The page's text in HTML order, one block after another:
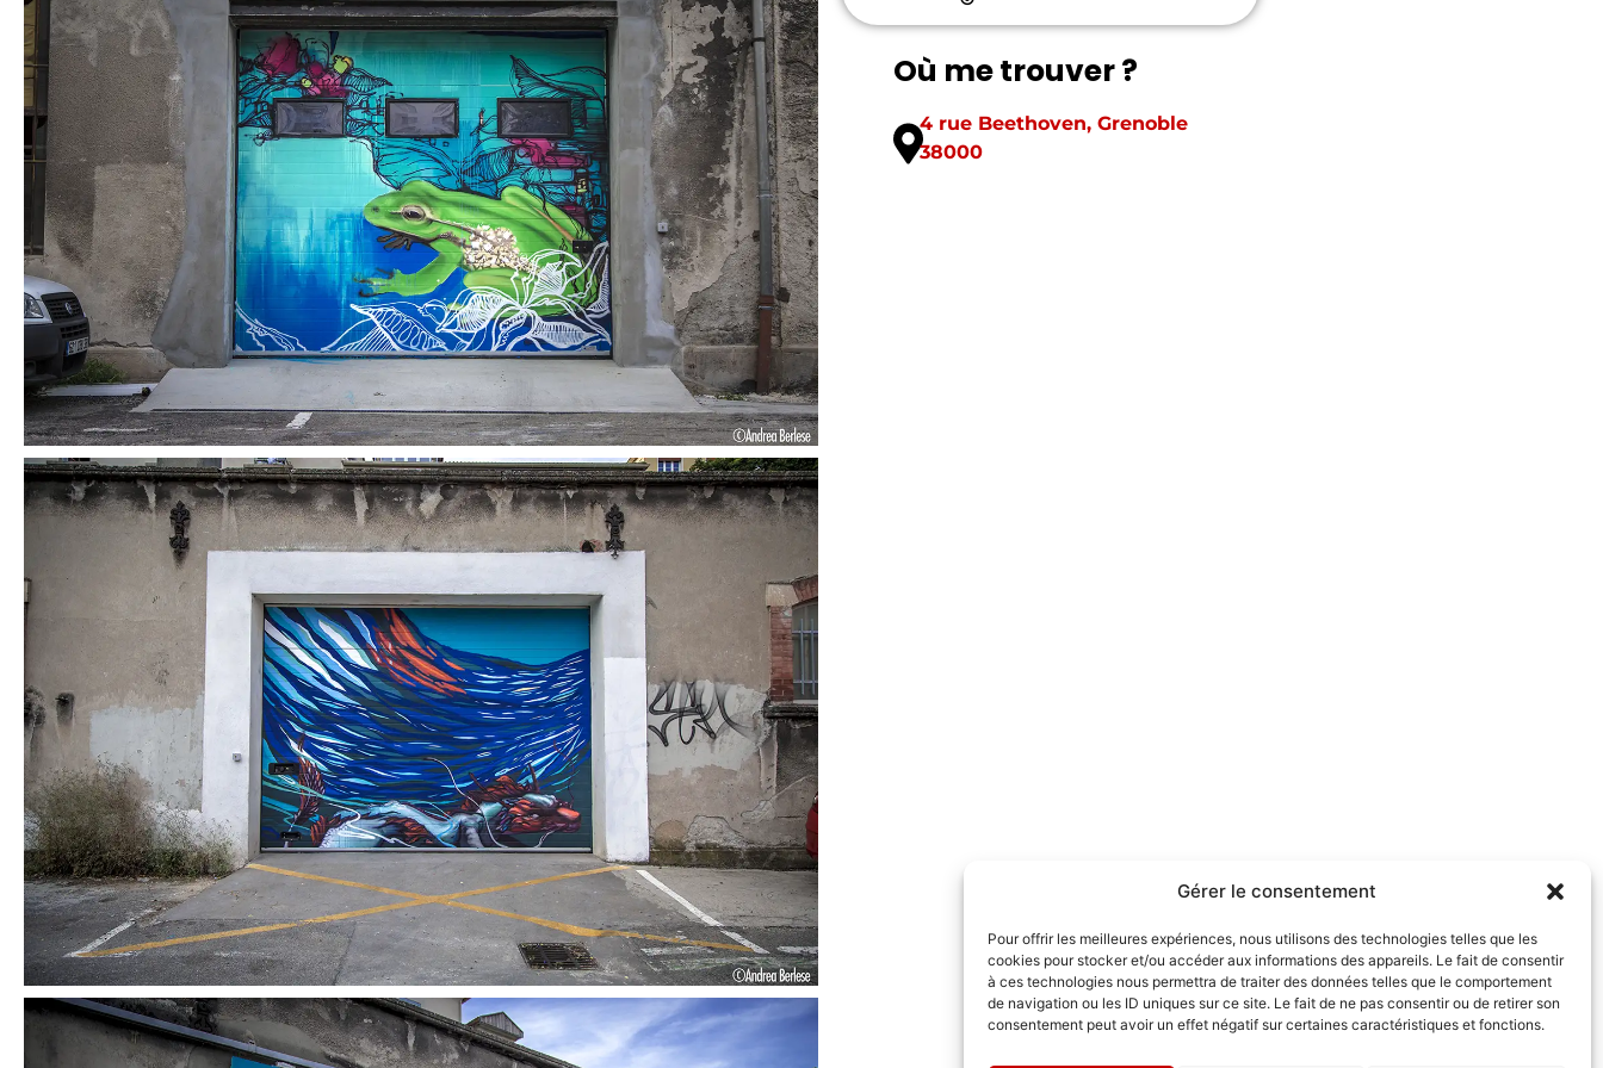
Gérer le consentement
Pour offrir les meilleures expériences, nous utilisons des technologies telles que les
cookies pour stocker et/ou accéder aux informations des appareils. Le fait de consentir
à ces technologies nous permettra de traiter des données telles que le comportement
de navigation ou les ID uniques sur ce site. Le fait de ne pas consentir ou de retirer son
consentement peut avoir un effet négatif sur certaines caractéristiques et fonctions.
Où me trouver ?
4 rue Beethoven, Grenoble
38000